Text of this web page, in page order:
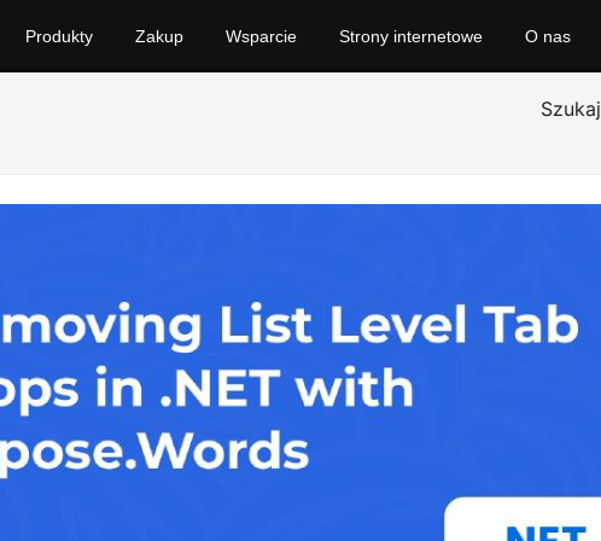
Produkty Zakup Wsparcie Strony internetowe O nas
Szukaj